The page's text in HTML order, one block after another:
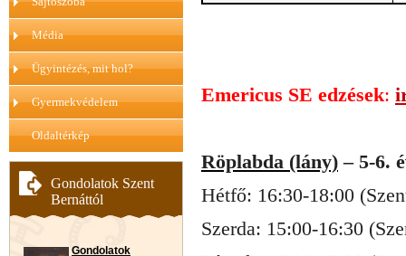
Média
Ügyintézés, mit hol?
Gyermekvédelem
Oldaltérkép
Gondolatok Szent
Bernáttól
Gondolatok
Emericus SE edzések:
Röplabda (lány) – 5-6.
Hétfő: 16:30-18:00
Szerda: 15:00-16:30